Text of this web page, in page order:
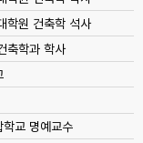
학원 건축학 석사
축학과 학사
학교 명예교수